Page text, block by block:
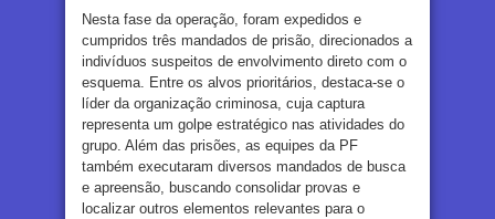
Nesta fase da operação, foram expedidos e
cumpridos três mandados de prisão, direcionados a
indivíduos suspeitos de envolvimento direto com o
esquema. Entre os alvos prioritários, destaca-se o
líder da organização criminosa, cuja captura
representa um golpe estratégico nas atividades do
grupo. Além das prisões, as equipes da PF
também executaram diversos mandados de busca
e apreensão, buscando consolidar provas e
localizar outros elementos relevantes para o